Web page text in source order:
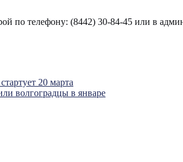
по телефону: (8442) 30-84-45 или в
20 марта
волгоградцы в январе